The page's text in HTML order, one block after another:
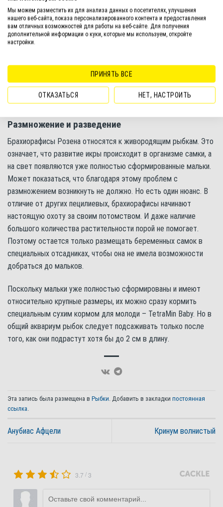
Tetra Rubin Flakes.
А еще ваши рыбки не откажутся от вкуснейших лакомств в
питательном желе Tetra FreshDelica. Попробуйте предложить
Кормить брахирафисов Розена необходимо несколько раз в
день. Порция корма должна быть полностью съедена рыбками
за несколько минут.
Размножение и разведение
Брахиорафисы Розена относятся к живородящим рыбкам. Это
означает, что развитие икры происходит в организме самки, а
на свет появляются уже полностью сформированные мальки.
Может показаться, что благодаря этому проблем с
размножением возникнуть не должно. Но есть один нюанс. В
отличие от других пецилиевых, брахиорафисы начинают
настоящую охоту за своим потомством. И даже наличие
большого количества растительности порой не помогает.
Поэтому остается только размещать беременных самок в
специальных отсадниках, чтобы она не имела возможности
добраться до мальков.
Поскольку мальки уже полностью сформированы и имеют
относительно крупные размеры, их можно сразу кормить
специальным сухим кормом для молоди – TetraMin Baby. Но в
общий аквариум рыбок следует подсаживать только после
того, как они подрастут хотя бы до 2 см в длину.
Эта запись была размещена в Рыбки. Добавить в закладки постоянная
ссылка.
Анубиас Афцели Кринум волнистый
3.7 /3
Мы можем разместить их для анализа данных о посетителях, улучшения
нашего веб-сайта, показа персонализированного контента и предоставления
вам отличных возможностей для работы на веб-сайте. Для получения
дополнительной информации о куки, которые мы используем, откройте
настройки.
ПРИНЯТЬ ВСЕ
ОТКАЗАТЬСЯ НЕТ, НАСТРОИТЬ